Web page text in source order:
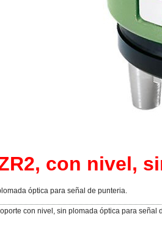
con nivel,
óptica para señal de punteria.
con nivel, sin plomada óptica para señal